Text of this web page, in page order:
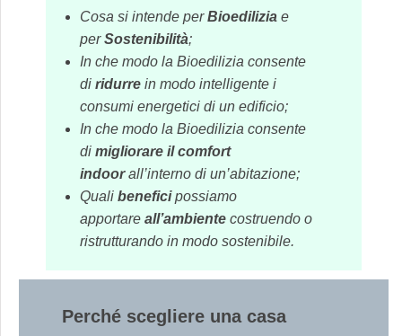
Cosa si intende perBioedilizia e
perSostenibilità;
In che modo la Bioedilizia consente
di ridurre in modo intelligente i
consumi energetici di un edificio;
In che modo la Bioedilizia consente
di migliorare il comfort
indoorall’interno di un’abitazione;
Quali beneficipossiamo
apportare all’ambiente costruendo o
ristrutturando in modo sostenibile.
Perché scegliere una casa